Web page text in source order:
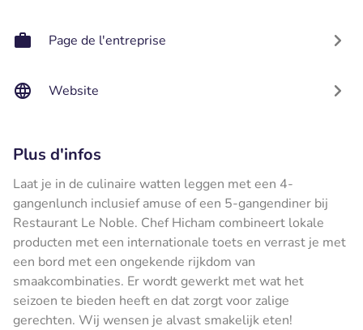
Page de l'entreprise
Website
Plus d'infos
Laat je in de culinaire watten leggen met een 4-
gangenlunch inclusief amuse of een 5-gangendiner bij
Restaurant Le Noble. Chef Hicham combineert lokale
producten met een internationale toets en verrast je met
een bord met een ongekende rijkdom van
smaakcombinaties. Er wordt gewerkt met wat het
seizoen te bieden heeft en dat zorgt voor zalige
gerechten. Wij wensen je alvast smakelijk eten!